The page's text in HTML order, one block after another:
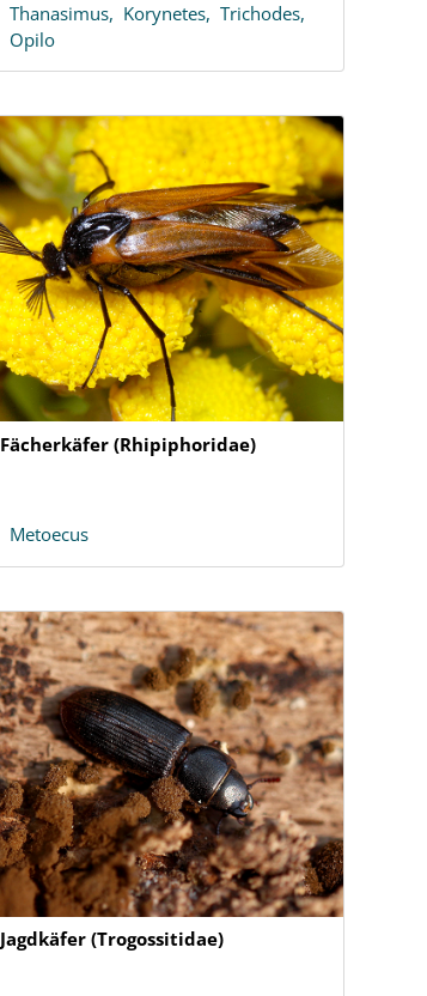
Thanasimus, Korynetes,Trichodes,
Opilo
Fächerkäfer (Rhipiphoridae)
Metoecus
Jagdkäfer (Trogossitidae)